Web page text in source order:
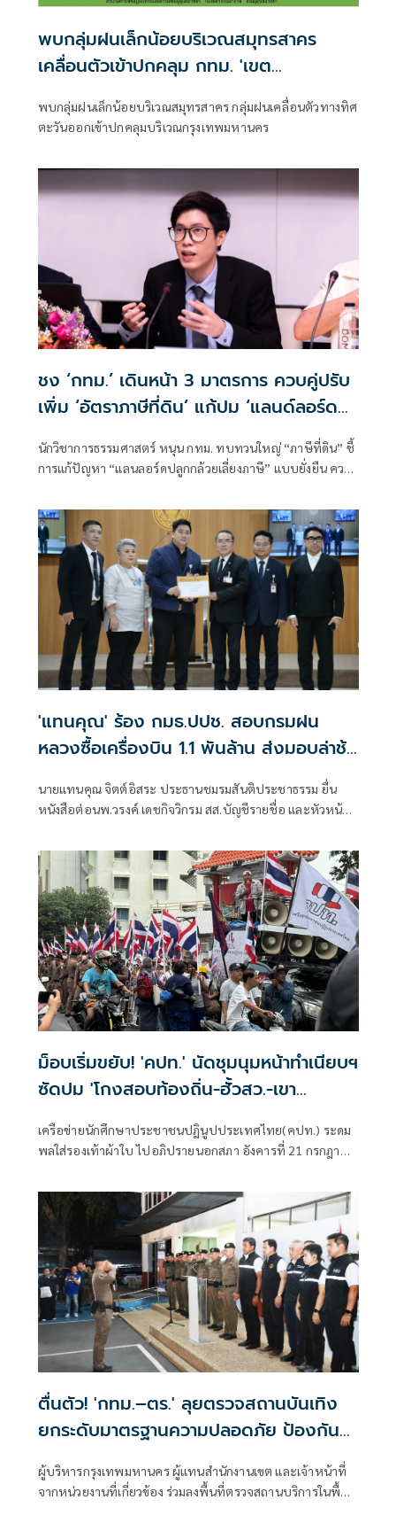
พบกลุ่มฝนเล็กน้อยบริเวณสมุทรสาคร
เคลื่อนตัวเข้าปกคลุม กทม. 'เขต
พบกลุ่มฝนเล็กน้อยบริเวณสมุทรสาคร กลุ่มฝนเคลื่อนตัวทางทิศ
ตะวันออกเข้าปกคลุมบริเวณกรุงเทพมหานคร
ชง ‘กทม.’ เดินหน้า 3 มาตรการ ควบคู่ปรับ
เพิ่ม ‘อัตราภาษีที่ดิน’ แก้ปม ‘แลนด์ลอร์ด
นักวิชาการธรรมศาสตร์ หนุน กทม. ทบทวนใหญ่ “ภาษีที่ดิน” ชี้
การแก้ปัญหา “แลนลอร์ดปลูกกล้วยเลี่ยงภาษี” แบบยั่งยืน ควร
'แทนคุณ' ร้อง กมธ.ปปช. สอบกรมฝน
หลวงซื้อเครื่องบิน 1.1 พันล้าน ส่งมอบล่าช้า
นายแทนคุณ จิตต์อิสระ ประธานชมรมสันติประชาธรรม ยื่น
หนังสือต่อนพ.วรงค์ เดชกิจวิกรม สส.บัญชีรายชื่อ และหัวหน้า
ป้องกันและปราบปรามการทุจริตประพฤติมิชอบ หรือ
กมธ.ป.ป.ช. เรื่อง กรณีทุจริตการจัดซื้อเครื่องบินกรมฝนหลวง
และการบินเกษตร
ม็อบเริ่มขยับ! 'คปท.' นัดชุมนุมหน้าทำเนียบฯ
ซัดปม 'โกงสอบท้องถิ่น-ฮั้วสว.-เขา
กระโดง-น้ำมัน'
เครือข่ายนักศึกษาประชาชนปฎินูปประเทศไทย(คปท.) ระดม
พลใส่รองเท้าผ้าใบ ไปอภิปรายนอกสภา อังคารที่ 21 กรกฎาคม
ตื่นตัว! 'กทม.–ตร.' ลุยตรวจสถานบันเทิง
ยกระดับมาตรฐานความปลอดภัย ป้องกัน
ผู้บริหารกรุงเทพมหานคร ผู้แทนสำนักงานเขต และเจ้าหน้าที่
จากหน่วยงานที่เกี่ยวข้อง ร่วมลงพื้นที่ตรวจสถานบริการในพื้นที่